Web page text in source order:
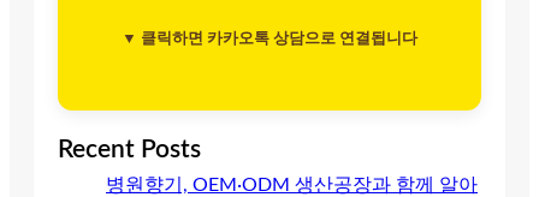
▼ 클릭하면 카카오톡 상담으로 연결됩니다
Recent Posts
병원향기, OEM·ODM 생산공장과 함께 알아